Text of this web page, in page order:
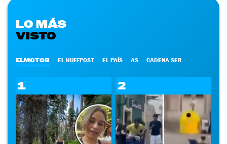
LO MÁS
VISTO
ELMOTOR EL HUFFPOST EL PAÍS AS CADENA SER
1 2